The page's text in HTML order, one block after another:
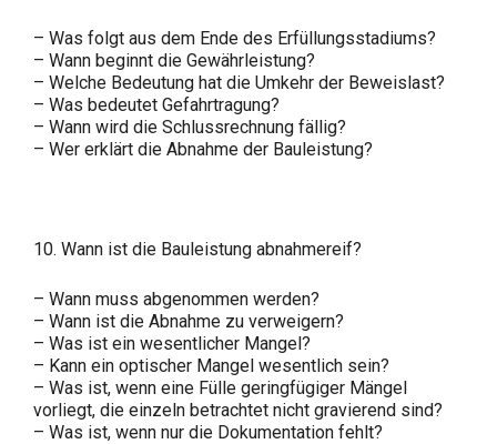
– Was folgt aus dem Ende des Erfüllungsstadiums?
– Wann beginnt die Gewährleistung?
– Welche Bedeutung hat die Umkehr der Beweislast?
– Was bedeutet Gefahrtragung?
– Wann wird die Schlussrechnung fällig?
– Wer erklärt die Abnahme der Bauleistung?
10. Wann ist die Bauleistung abnahmereif?
– Wann muss abgenommen werden?
– Wann ist die Abnahme zu verweigern?
– Was ist ein wesentlicher Mangel?
– Kann ein optischer Mangel wesentlich sein?
– Was ist, wenn eine Fülle geringfügiger Mängel
vorliegt, die einzeln betrachtet nicht gravierend sind?
– Was ist, wenn nur die Dokumentation fehlt?